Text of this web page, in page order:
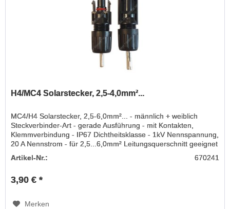
H4/MC4 Solarstecker, 2,5-4,0mm²...
MC4/H4 Solarstecker, 2,5-6,0mm²... - männlich + weiblich
Steckverbinder-Art - gerade Ausführung - mit Kontakten,
Klemmverbindung - IP67 Dichtheitsklasse - 1kV Nennspannung,
20 A Nennstrom - für 2,5...6,0mm² Leitungsquerschnitt geeignet
-...
Artikel-Nr.: 670241
3,90 € *
Merken